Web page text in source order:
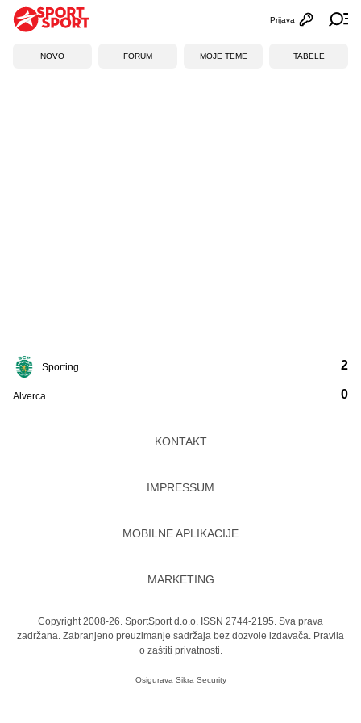
Otvori
Prijava
NOVO FORUM MOJE TEME TABELE
Sporting
Alverca
2
0
KONTAKT
IMPRESSUM
MOBILNE APLIKACIJE
MARKETING
Copyright 2008-26. SportSport d.o.o. ISSN 2744-2195. Sva prava
zadržana. Zabranjeno preuzimanje sadržaja bez dozvole izdavača. Pravila
o zaštiti privatnosti.
Osigurava Sikra Security